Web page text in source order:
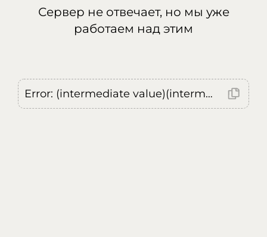
Сервер не отвечает, но мы уже
работаем над этим
Error: (intermediate value)(intermediate value)(intermediate value).replaceAll is not a function